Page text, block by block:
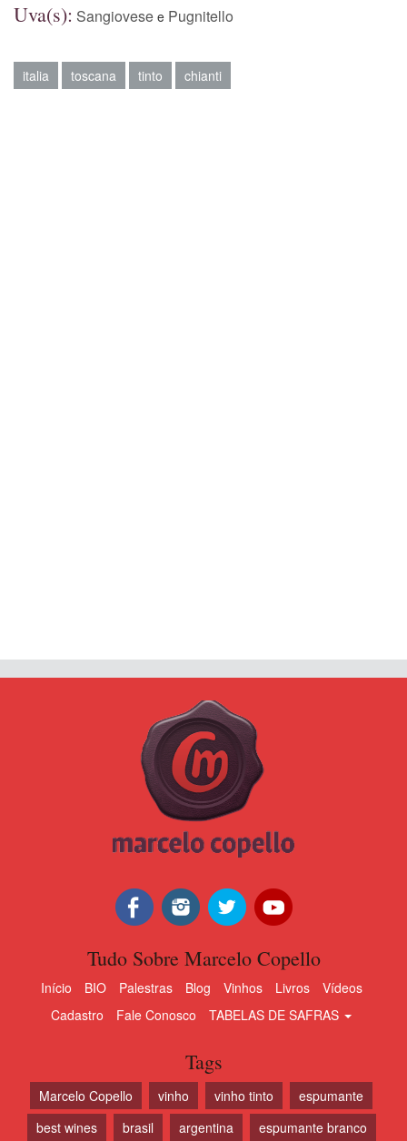
Uva(s): Sangiovese e Pugnitello
italia toscana tinto chianti
Tudo Sobre Marcelo Copello
Início BIO Palestras Blog Vinhos Livros
Vídeos
Cadastro
Fale Conosco TABELAS DE SAFRAS
Tags
Marcelo Copello vinho vinho tinto
espumante
best wines
brasil argentina espumante branco